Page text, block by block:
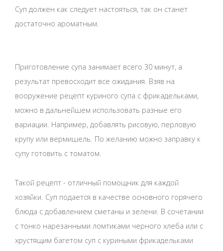
Суп должен как следует настояться, так он станет
достаточно ароматным.
Приготовление супа занимает всего 30 минут, а
результат превосходит все ожидания. Взяв на
вооружение рецепт куриного супа с фрикадельками,
можно в дальнейшем использовать разные его
вариации. Например, добавлять рисовую, перловую
крупу или вермишель. По желанию можно заправку к
супу готовить с томатом.
Такой рецепт - отличный помощник для каждой
хозяйки. Суп подается в качестве основного горячего
блюда с добавлением сметаны и зелени. В сочетании
с тонко нарезанными ломтиками черного хлеба или с
хрустящим багетом суп с куриными фрикадельками